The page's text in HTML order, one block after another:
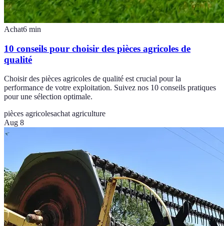
Achat6 min
10 conseils pour choisir des pièces agricoles de
qualité
Choisir des pièces agricoles de qualité est crucial pour la
performance de votre exploitation. Suivez nos 10 conseils pratiques
pour une sélection optimale.
pièces agricolesachat agriculture
Aug 8